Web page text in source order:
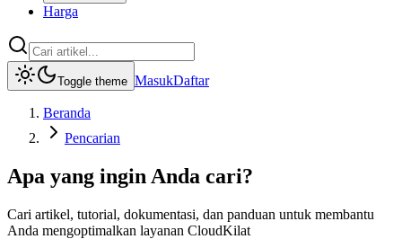
Harga
Toggle theme MasukDaftar
Beranda
Pencarian
Apa yang ingin Anda cari?
Cari artikel, tutorial, dokumentasi, dan panduan untuk membantu
Anda mengoptimalkan layanan CloudKilat